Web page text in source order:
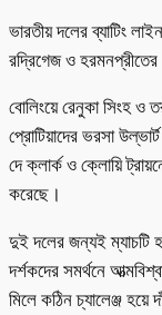
ভারতীয় দলের ব্যাটিং
রদ্রিগেজ ও হরমনপ্রীতের
বোলিংয়ে রেনুকা সিংহ ও
প্রোটিয়াদের ভরসা
দে ক্লার্ক ও ক্লোয়ি
করেছে।
দুই দলের জন্যই ম্যাচটি
দর্শকদের সমর্থনে
মিলে কঠিন চ্যালেঞ্জ হয়ে